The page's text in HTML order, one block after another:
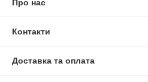
Про нас
Контакти
Доставка та оплата